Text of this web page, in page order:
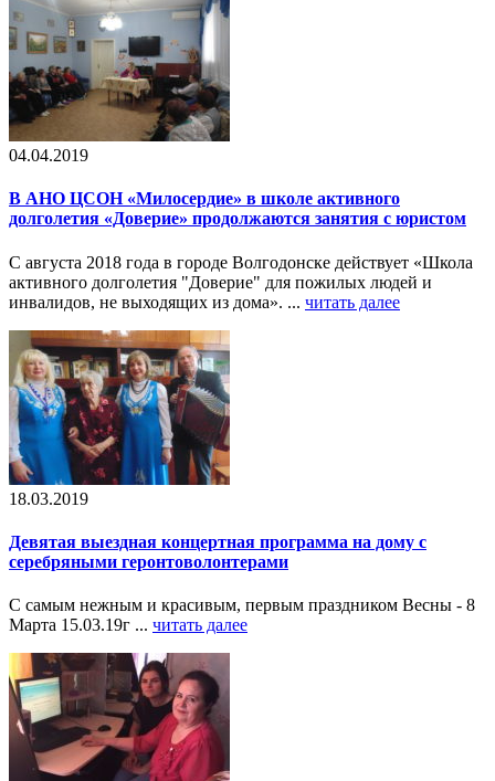
04.04.2019
В АНО ЦСОН «Милосердие» в школе активного
долголетия «Доверие» продолжаются занятия с юристом
С августа 2018 года в городе Волгодонске действует «Школа
активного долголетия "Доверие" для пожилых людей и
инвалидов, не выходящих из дома». ... читать далее
18.03.2019
Девятая выездная концертная программа на дому с
серебряными геронтоволонтерами
С самым нежным и красивым, первым праздником Весны - 8
Марта 15.03.19г ... читать далее